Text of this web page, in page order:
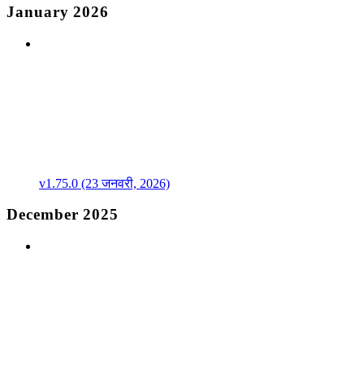
January 2026
v1.75.0 (23 जनवरी, 2026)
December 2025